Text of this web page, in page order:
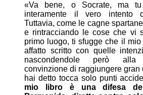
«Va bene, o Socrate, ma
interamente il vero intento
Tuttavia, come le cagne
e rintracciando le cose che vi
primo luogo, ti sfugge che il
affatto scritto con quelle
nascondendole però
convinzione di raggiungere gran
hai detto tocca solo punti
mio libro è una difesa